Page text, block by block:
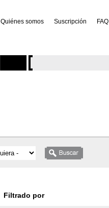
Quiénes somos Suscripción FAQ
Filtrado por